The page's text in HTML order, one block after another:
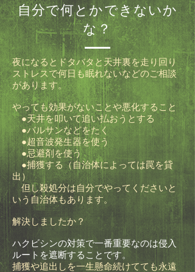
自分で何とかできないか
な？
夜になるとドタバタと天井裏を走り回り
ストレスで何日も眠れないなどのご相談
があります。
やっても効果がないことや悪化すること
●天井を叩いて追い払おうとする
●バルサンなどをたく
●超音波発生器を使う
●忌避剤を使う
●捕獲する（自治体によっては罠を貸
出）
但し殺処分は自分でやってくださいと
いう自治体もあります。
解決しましたか？
ハクビシンの対策で一番重要なのは侵入
ルートを遮断することです。
捕獲や追出しを一生懸命続けてても永遠